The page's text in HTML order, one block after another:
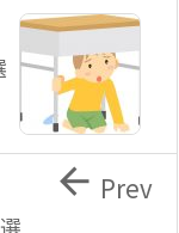
 Prev